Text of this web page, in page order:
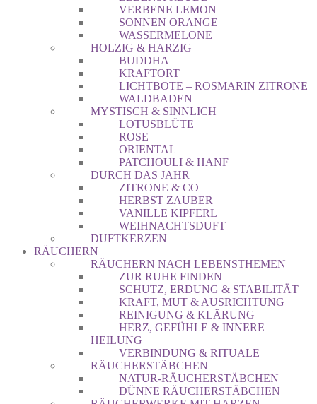
VERBENE LEMON
SONNEN ORANGE
WASSERMELONE
HOLZIG & HARZIG
BUDDHA
KRAFTORT
LICHTBOTE – ROSMARIN ZITRONE
WALDBADEN
MYSTISCH & SINNLICH
LOTUSBLÜTE
ROSE
ORIENTAL
PATCHOULI & HANF
DURCH DAS JAHR
ZITRONE & CO
HERBST ZAUBER
VANILLE KIPFERL
WEIHNACHTSDUFT
DUFTKERZEN
RÄUCHERN
RÄUCHERN NACH LEBENSTHEMEN
ZUR RUHE FINDEN
SCHUTZ, ERDUNG & STABILITÄT
KRAFT, MUT & AUSRICHTUNG
REINIGUNG & KLÄRUNG
HERZ, GEFÜHLE & INNERE
HEILUNG
VERBINDUNG & RITUALE
RÄUCHERSTÄBCHEN
NATUR-RÄUCHERSTÄBCHEN
DÜNNE RÄUCHERSTÄBCHEN